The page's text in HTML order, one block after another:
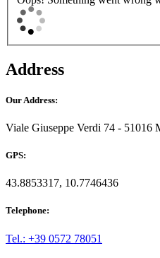
Address
Our Address:
Viale Giuseppe Verdi 74 - 51016
GPS:
43.8853317, 10.7746436
Telephone:
Tel.: +39 0572 78051